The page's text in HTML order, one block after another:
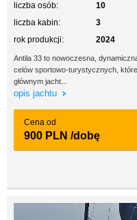
liczba osób:
10
liczba kabin:
3
rok produkcji:
2024
Antila 33 to nowoczesna,
celów sportowo-turystycznych,
głównym jacht...
opis jachtu
Cena od
900 PLN /dobę